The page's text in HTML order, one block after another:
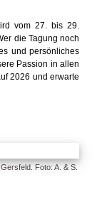
vom 27. bis 29.
die Tagung noch
und persönliches
Passion in allen
2026 und erwarte
Foto: A. & S.